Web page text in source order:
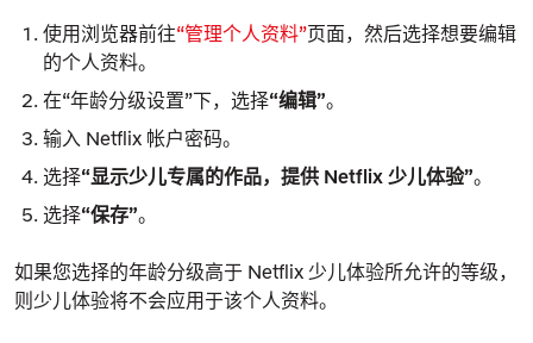
使用浏览器前往“管理个人资料”页面，然后选择想要编辑
的个人资料。
在“年龄分级设置”下，选择“编辑”。
输入 Netflix 帐户密码。
选择“显示少儿专属的作品，提供 Netflix 少儿体验”。
选择“保存”。
如果您选择的年龄分级高于 Netflix 少儿体验所允许的等级，
则少儿体验将不会应用于该个人资料。